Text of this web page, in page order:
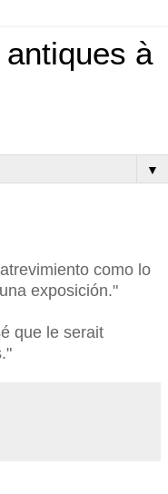
à
▼
como lo
exposición."
que le serait